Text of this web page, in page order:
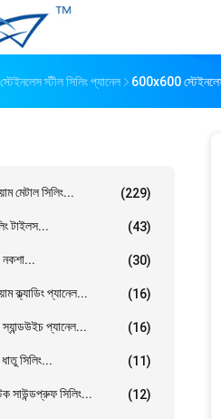
স্টেইনলেস স্টীল সিলিং প্যানেল 600x600 স্টেইনলেস
মেটাল সিলিং... (229)
টাইলস... (43)
নকশা... (30)
ক্ল্যাডিং প্যানেল... (16)
প্যানেল... (16)
সিলিং... (11)
সাউন্ডপ্রুফ সিলিং... (12)